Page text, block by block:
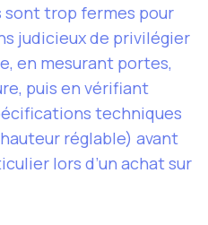
sont trop fermes pour
judicieux de privilégier
en mesurant portes,
puis en vérifiant
techniques
réglable) avant
lors d’un achat sur